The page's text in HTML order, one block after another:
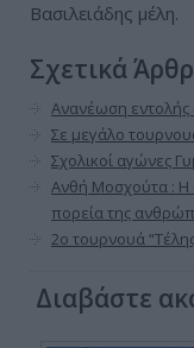
Βασιλειάδης μέλη.
Σχετικά
Ανανέωση
Σε μεγάλο
Σχολικοί αγώνες
Ανθή Moσχούτα : H
πορεία της
2ο τουρνουά
Διαβάστε